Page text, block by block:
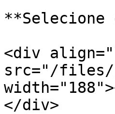
<div
src="/files/
</div>